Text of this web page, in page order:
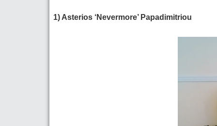
1) Asterios ‘Nevermore’ Papadimitriou